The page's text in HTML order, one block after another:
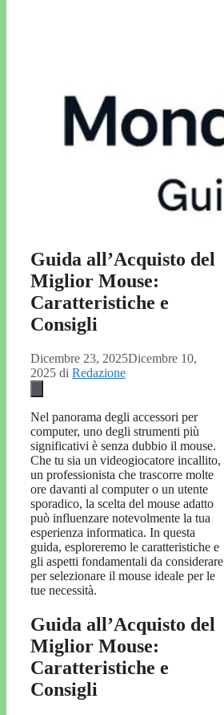
Guida all’Acquisto del
Miglior Mouse:
Caratteristiche e
Consigli
Dicembre 23, 2025Dicembre 10,
2025 di Redazione
Nel panorama degli accessori per
computer, uno degli strumenti più
significativi è senza dubbio il mouse.
Che tu sia un videogiocatore incallito,
un professionista che trascorre molte
ore davanti al computer o un utente
sporadico, la scelta del mouse adatto
può influenzare notevolmente la tua
esperienza informatica. In questa
guida, esploreremo le caratteristiche e
gli aspetti fondamentali da considerare
per selezionare il mouse ideale per le
tue necessità.
Guida all’Acquisto del
Miglior Mouse:
Caratteristiche e
Consigli